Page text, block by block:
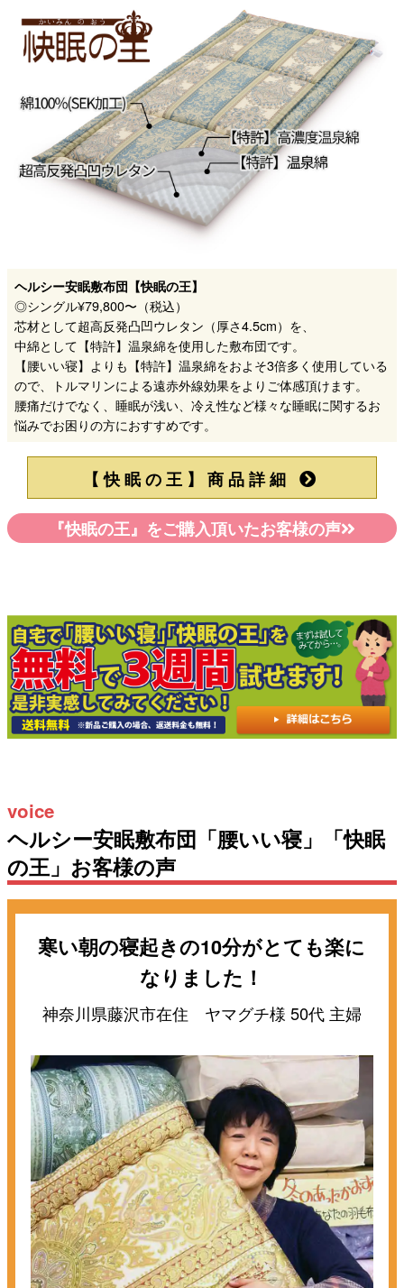
ヘルシー安眠敷布団【快眠の王】
◎シングル¥79,800〜（税込）
芯材として超高反発凸凹ウレタン（厚さ4.5cm）を、
中綿として【特許】温泉綿を使用した敷布団です。
【腰いい寝】よりも【特許】温泉綿をおよそ3倍多く使用している
ので、トルマリンによる遠赤外線効果をよりご体感頂けます。
腰痛だけでなく、睡眠が浅い、冷え性など様々な睡眠に関するお
悩みでお困りの方におすすめです。
【快眠の王】商品詳細
『快眠の王』をご購入頂いたお客様の声
voice
ヘルシー安眠敷布団「腰いい寝」「快眠
の王」お客様の声
寒い朝の寝起きの10分がとても楽に
なりました！
神奈川県藤沢市在住 ヤマグチ様 50代 主婦